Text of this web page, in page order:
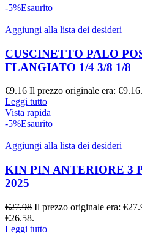
-5%Esaurito
Aggiungi alla lista dei desideri
CUSCINETTO PALO
FLANGIATO 1/4 3/8 1/8
€9.16 Il prezzo originale era: €9.16.
Leggi tutto
Vista rapida
-5%Esaurito
Aggiungi alla lista dei desideri
KIN PIN ANTERIORE 3
2025
€27.98 Il prezzo originale era:
€26.58.
Leggi tutto